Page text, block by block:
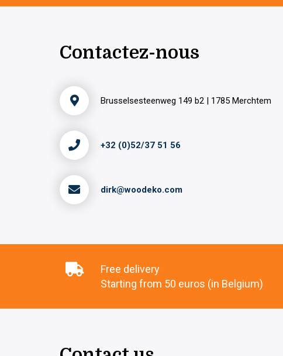
Contactez-nous
Brusselsesteenweg 149 b2 | 1785 Merchtem
+32 (0)52/37 51 56
dirk@woodeko.com
Free delivery
Starting from 50 euros (in Belgium)